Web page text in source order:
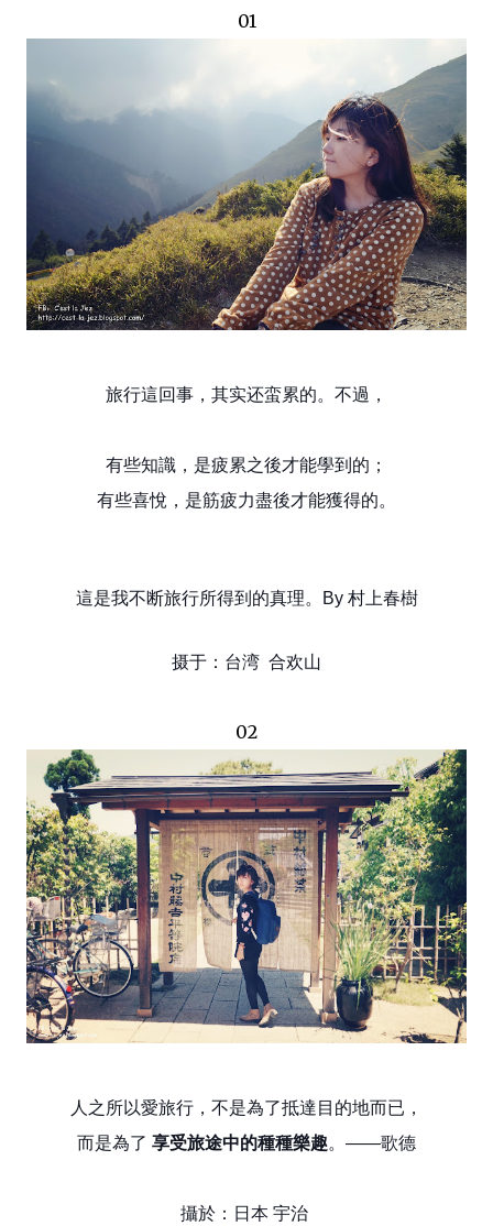
01
旅行這回事，其实还蛮累的。不過，
有些知識，是疲累之後才能學到的；
有些喜悅，是筋疲力盡後才能獲得的。
這是我不断旅行所得到的真理。By 村上春樹
摄于：台湾 合欢山
02
人之所以愛旅行，不是為了抵達目的地而已，
而是為了 享受旅途中的種種樂趣。——歌德
攝於：日本 宇治